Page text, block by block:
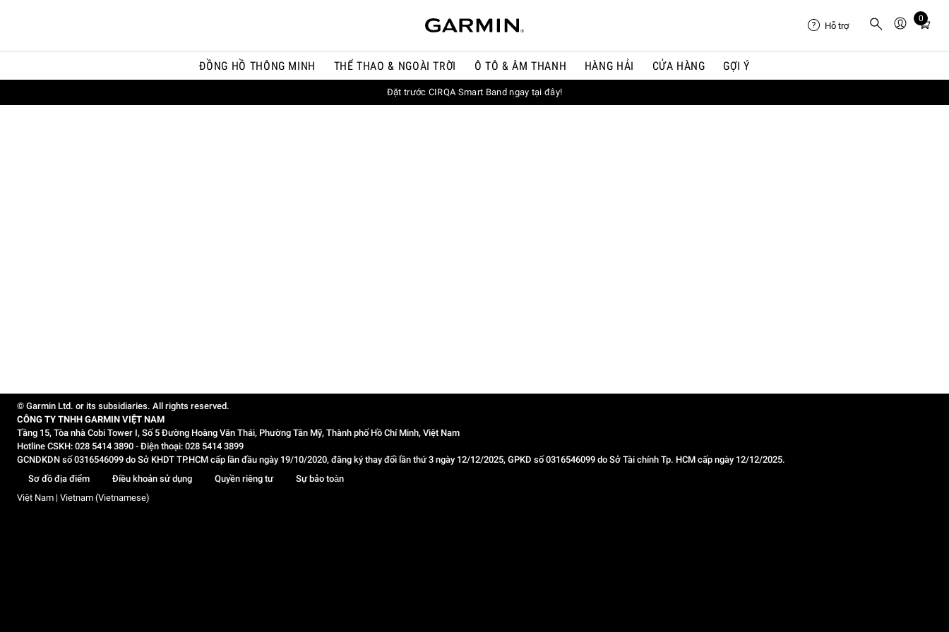
ĐỒNG HỒ THÔNG MINH THỂ THAO & NGOÀI TRỜI Ô TÔ & ÂM THANH HÀNG HẢI CỬA HÀNG GỢI Ý
Hỗ trợ
0
Total
in
Đặt trước CIRQA Smart Band ngay tại đây!
© Garmin Ltd. or its subsidiaries. All rights reserved.
CÔNG TY TNHH GARMIN VIỆT NAM
Tầng 15, Tòa nhà Cobi Tower I, Số 5 Đường Hoàng Văn Thái, Phường Tân Mỹ, Thành phố Hồ Chí Minh, Việt Nam
Hotline CSKH: 028 5414 3890 - Điện thoại: 028 5414 3899
GCNDKDN số 0316546099 do Sở KHDT TP.HCM cấp lần đầu ngày 19/10/2020, đăng ký thay đổi lần thứ 3 ngày 12/12/2025, GPKD số 0316546099 do Sở Tài chính Tp. HCM cấp ngày 12/12/2025.
Sơ đồ địa điểm
Điều khoản sử dụng Quyền riêng tư
Sự bảo toàn
Việt Nam | Vietnam (Vietnamese)